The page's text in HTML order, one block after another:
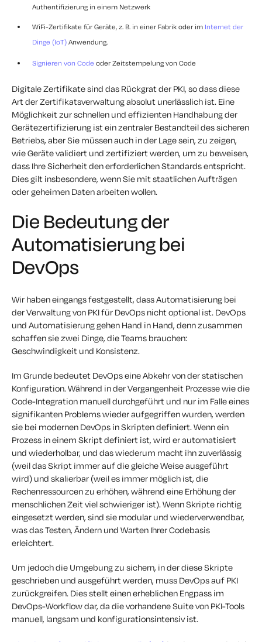
Authentifizierung in einem Netzwerk
WiFi-Zertifikate für Geräte, z. B. in einer Fabrik oder im Internet der
Dinge (IoT) Anwendung.
Signieren von Code oder Zeitstempelung von Code
Digitale Zertifikate sind das Rückgrat der PKI, so dass diese
Art der Zertifikatsverwaltung absolut unerlässlich ist. Eine
Möglichkeit zur schnellen und effizienten Handhabung der
Gerätezertifizierung ist ein zentraler Bestandteil des sicheren
Betriebs, aber Sie müssen auch in der Lage sein, zu zeigen,
wie Geräte validiert und zertifiziert werden, um zu beweisen,
dass Ihre Sicherheit den erforderlichen Standards entspricht.
Dies gilt insbesondere, wenn Sie mit staatlichen Aufträgen
oder geheimen Daten arbeiten wollen.
Die Bedeutung der
Automatisierung bei
DevOps
Wir haben eingangs festgestellt, dass Automatisierung bei
der Verwaltung von PKI für DevOps nicht optional ist. DevOps
und Automatisierung gehen Hand in Hand, denn zusammen
schaffen sie zwei Dinge, die Teams brauchen:
Geschwindigkeit und Konsistenz.
Im Grunde bedeutet DevOps eine Abkehr von der statischen
Konfiguration. Während in der Vergangenheit Prozesse wie die
Code-Integration manuell durchgeführt und nur im Falle eines
signifikanten Problems wieder aufgegriffen wurden, werden
sie bei modernen DevOps in Skripten definiert. Wenn ein
Prozess in einem Skript definiert ist, wird er automatisiert
und wiederholbar, und das wiederum macht ihn zuverlässig
(weil das Skript immer auf die gleiche Weise ausgeführt
wird) und skalierbar (weil es immer möglich ist, die
Rechenressourcen zu erhöhen, während eine Erhöhung der
menschlichen Zeit viel schwieriger ist). Wenn Skripte richtig
eingesetzt werden, sind sie modular und wiederverwendbar,
was das Testen, Ändern und Warten Ihrer Codebasis
erleichtert.
Um jedoch die Umgebung zu sichern, in der diese Skripte
geschrieben und ausgeführt werden, muss DevOps auf PKI
zurückgreifen. Dies stellt einen erheblichen Engpass im
DevOps-Workflow dar, da die vorhandene Suite von PKI-Tools
manuell, langsam und konfigurationsintensiv ist.